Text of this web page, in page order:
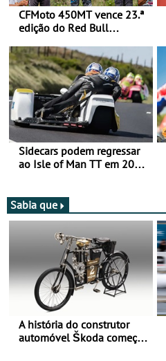
CFMoto 450MT vence 23.ª
edição do Red Bull
Categorias Adventure -
Vitória na Ultimate, Core e
Lite
Sidecars podem regressar
ao Isle of Man TT em 2027
Sabia que
A história do construtor
automóvel Škoda começou